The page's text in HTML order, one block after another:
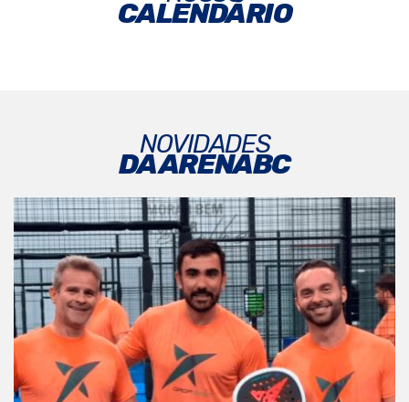
CALENDÁRIO
NOVIDADES
DA ARENABC